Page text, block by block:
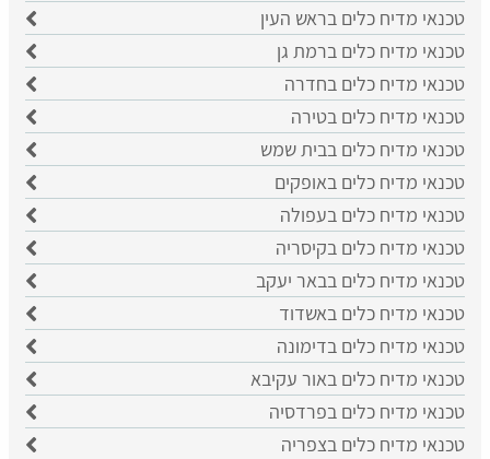
טכנאי מדיח כלים בראש העין
טכנאי מדיח כלים ברמת גן
טכנאי מדיח כלים בחדרה
טכנאי מדיח כלים בטירה
טכנאי מדיח כלים בבית שמש
טכנאי מדיח כלים באופקים
טכנאי מדיח כלים בעפולה
טכנאי מדיח כלים בקיסריה
טכנאי מדיח כלים בבאר יעקב
טכנאי מדיח כלים באשדוד
טכנאי מדיח כלים בדימונה
טכנאי מדיח כלים באור עקיבא
טכנאי מדיח כלים בפרדסיה
טכנאי מדיח כלים בצפריה